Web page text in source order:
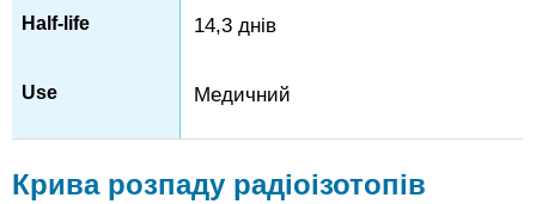
14,3 днів
Медичний
Крива розпаду радіоізотопів